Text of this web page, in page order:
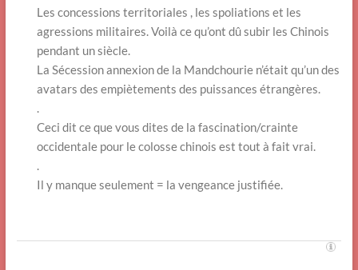
Les concessions territoriales , les spoliations et les
agressions militaires. Voilà ce qu’ont dû subir les Chinois
pendant un siècle.
La Sécession annexion de la Mandchourie n’était qu’un des
avatars des empiètements des puissances étrangères.
.
Ceci dit ce que vous dites de la fascination/crainte
occidentale pour le colosse chinois est tout à fait vrai.
.
Il y manque seulement = la vengeance justifiée.